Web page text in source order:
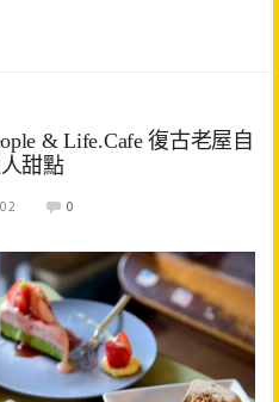
& Life.Cafe 復古老屋自
甜點
0